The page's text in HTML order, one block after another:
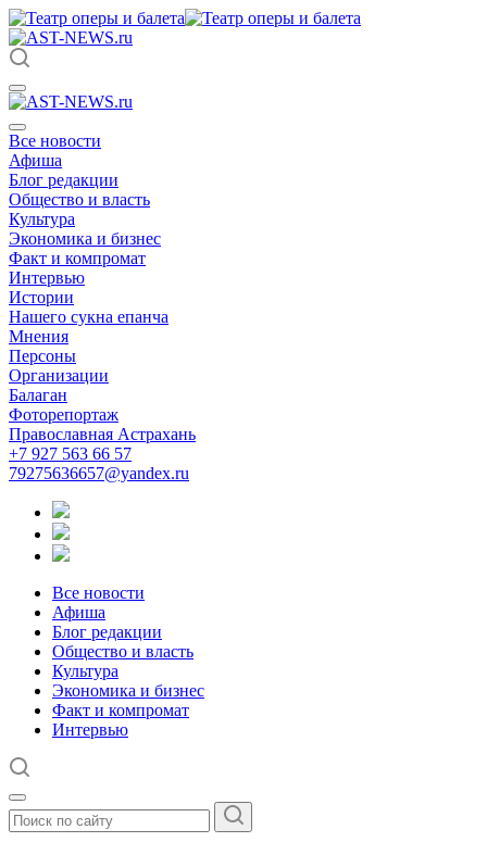
Все новости
Афиша
Блог редакции
Общество и власть
Культура
Экономика и бизнес
Факт и компромат
Интервью
Истории
Нашего сукна епанча
Мнения
Персоны
Организации
Балаган
Фоторепортаж
Православная Астрахань
+7 927 563 66 57
79275636657@yandex.ru
Все новости
Афиша
Блог редакции
Общество и власть
Культура
Экономика и бизнес
Факт и компромат
Интервью